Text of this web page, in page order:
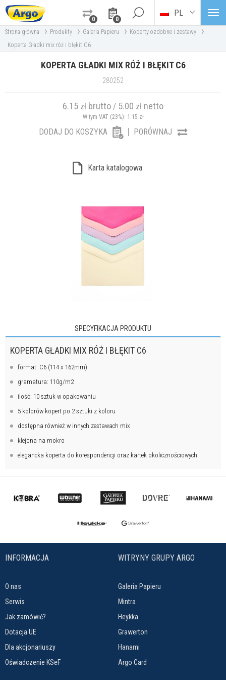
0
0
PL
Strona główna › Produkty › Galeria Papieru › Koperty ozdobne i zestawy ›
Koperta Gładki mix róż i błękit C6
KOPERTA GŁADKI MIX RÓŻ I BŁĘKIT C6
280252
6.15 zł brutto / 5.00 zł netto
W tym VAT (23%): 1.15 zł
DODAJ DO KOSZYKA PORÓWNAJ
Karta katalogowa
SPECYFIKACJA PRODUKTU
KOPERTA GŁADKI MIX RÓŻ I BŁĘKIT C6
format: C6 (114 x 162mm)
gramatura: 110g/m2
ilość: 10 sztuk w opakowaniu
5 kolorów kopert po 2 sztuki z koloru
dostępna również w innych zestawach mix
klejona na mokro
elegancka koperta do korespondencji oraz kartek okolicznościowych
INFORMACJA
O nas
Serwis
Jak zamówić?
Dotacja UE
Dla akcjonariuszy
Oświadczenie KSeF
WITRYNY GRUPY ARGO
Galeria Papieru
Mintra
Heykka
Grawerton
Hanami
Argo Card